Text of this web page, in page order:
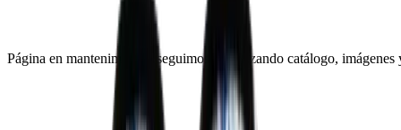
Página en mantenimiento: seguimos actualizando catálogo,